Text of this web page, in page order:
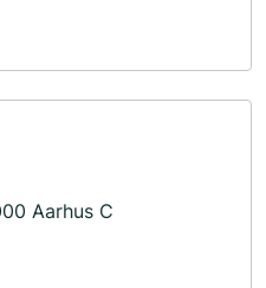
Aarhus C